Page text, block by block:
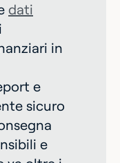
dati
in
e
sicuro
e